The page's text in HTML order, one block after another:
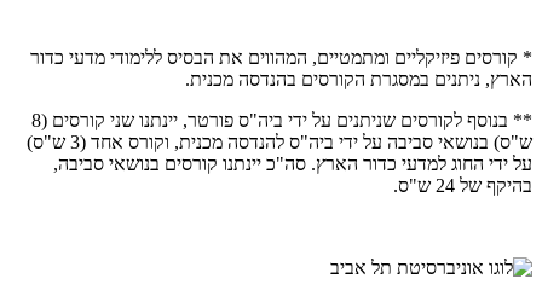
* קורסים פיזיקליים ומתמטיים, המהווים את הבסיס ללימודי מדעי כדור
הארץ, ניתנים במסגרת הקורסים בהנדסה מכנית.
** בנוסף לקורסים שניתנים על ידי ביה"ס פורטר, יינתנו שני קורסים (8
ש"ס) בנושאי סביבה על ידי ביה"ס להנדסה מכנית, וקורס אחד (3 ש"ס)
על ידי החוג למדעי כדור הארץ. סה"כ יינתנו קורסים בנושאי סביבה,
בהיקף של 24 ש"ס.